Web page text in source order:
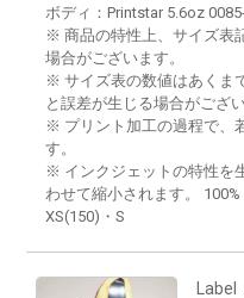
ボディ：Printstar 5.6oz
※ 商品の特性上、サイズ表
場合がございます。
※ サイズ表の数値はあくま
と誤差が生じる場合がござい
※ プリント加工の過程で、
す。
※ インクジェットの特性を
わせて縮小されます。 100%
XS(150)・S
Label